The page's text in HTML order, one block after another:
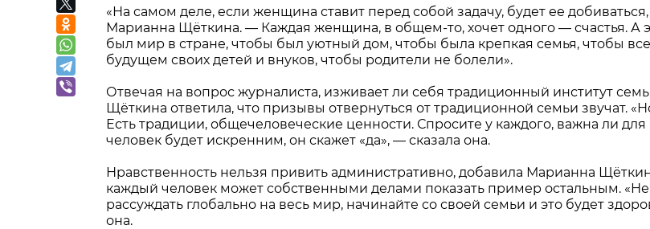
«На самом деле, если женщина ставит перед собой задачу, будет ее
Марианна Щёткина. — Каждая женщина, в общем-то, хочет одного — счастья. А
был мир в стране, чтобы был уютный дом, чтобы была крепкая семья, чтобы
будущем своих детей и внуков, чтобы родители не болели».
Отвечая на вопрос журналиста, изживает ли себя традиционный институт
Щёткина ответила, что призывы отвернуться от традиционной семьи звучат.
Есть традиции, общечеловеческие ценности. Спросите у каждого, важна ли для
человек будет искренним, он скажет «да», — сказала она.
Нравственность нельзя привить административно, добавила Марианна
каждый человек может собственными делами показать пример остальным.
рассуждать глобально на весь мир, начинайте со своей семьи и это будет
она.